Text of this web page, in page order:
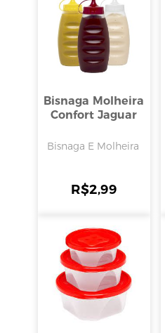
Bisnaga Molheira
Confort Jaguar
Bisnaga E Molheira
R$2,99